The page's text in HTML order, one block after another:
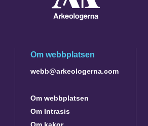
Om webbplatsen
webb@arkeologerna.com
Om webbplatsen
Om Intrasis